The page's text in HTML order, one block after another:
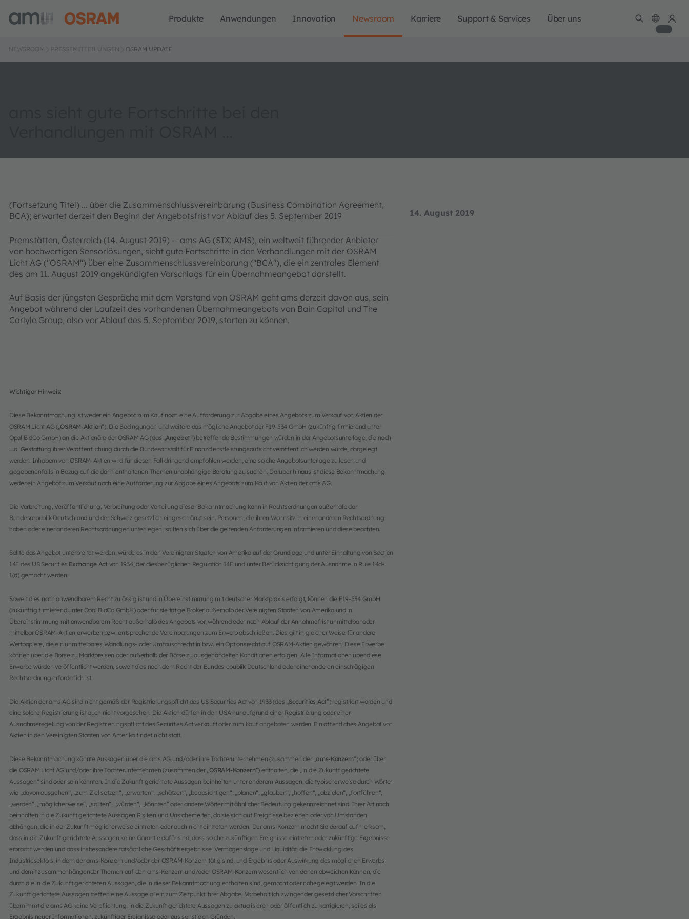
Produkte Anwendungen Innovation Newsroom Karriere Support & Services Über uns
NEWSROOM PRESSEMITTEILUNGEN OSRAM UPDATE
14. August 2019
(Fortsetzung Titel) ... über die Zusammenschlussvereinbarung (Business Combination Agreement,
BCA); erwartet derzeit den Beginn der Angebotsfrist vor Ablauf des 5. September 2019
Premstätten, Österreich (14. August 2019) -- ams AG (SIX: AMS), ein weltweit führender Anbieter
von hochwertigen Sensorlösungen, sieht gute Fortschritte in den Verhandlungen mit der OSRAM
Licht AG ("OSRAM") über eine Zusammenschlussvereinbarung ("BCA"), die ein zentrales Element
des am 11. August 2019 angekündigten Vorschlags für ein Übernahmeangebot darstellt.
Auf Basis der jüngsten Gespräche mit dem Vorstand von OSRAM geht ams derzeit davon aus, sein
Angebot während der Laufzeit des vorhandenen Übernahmeangebots von Bain Capital und The
Carlyle Group, also vor Ablauf des 5. September 2019, starten zu können.
Wichtiger Hinweis:
Diese Bekanntmachung ist weder ein Angebot zum Kauf noch eine Aufforderung zur Abgabe eines Angebots zum Verkauf von Aktien der
OSRAM Licht AG („OSRAM-Aktien“). Die Bedingungen und weitere das mögliche Angebot der F19-534 GmbH (zukünftig firmierend unter
Opal BidCo GmbH) an die Aktionäre der OSRAM AG (das „Angebot“) betreffende Bestimmungen würden in der Angebotsunterlage, die nach
u.a. Gestattung ihrer Veröffentlichung durch die Bundesanstalt für Finanzdienstleistungsaufsicht veröffentlich werden würde, dargelegt
werden. Inhabern von OSRAM-Aktien wird für diesen Fall dringend empfohlen werden, eine solche Angebotsunterlage zu lesen und
gegebenenfalls in Bezug auf die darin enthaltenen Themen unabhängige Beratung zu suchen. Darüber hinaus ist diese Bekanntmachung
weder ein Angebot zum Verkauf noch eine Aufforderung zur Abgabe eines Angebots zum Kauf von Aktien der ams AG.
Die Verbreitung, Veröffentlichung, Verbreitung oder Verteilung dieser Bekanntmachung kann in Rechtsordnungen außerhalb der
Bundesrepublik Deutschland und der Schweiz gesetzlich eingeschränkt sein. Personen, die ihren Wohnsitz in einer anderen Rechtsordnung
haben oder einer anderen Rechtsordnungen unterliegen, sollten sich über die geltenden Anforderungen informieren und diese beachten.
Sollte das Angebot unterbreitet werden, würde es in den Vereinigten Staaten von Amerika auf der Grundlage und unter Einhaltung von Section
14E des US Securities Exchange Act von 1934, der diesbezüglichen Regulation 14E und unter Berücksichtigung der Ausnahme in Rule 14d-
1(d) gemacht werden.
Soweit dies nach anwendbarem Recht zulässig ist und in Übereinstimmung mit deutscher Marktpraxis erfolgt, können die F19-534 GmbH
(zukünftig firmierend unter Opal BidCo GmbH) oder für sie tätige Broker außerhalb der Vereinigten Staaten von Amerika und in
Übereinstimmung mit anwendbarem Recht außerhalb des Angebots vor, während oder nach Ablauf der Annahmefrist unmittelbar oder
mittelbar OSRAM-Aktien erwerben bzw. entsprechende Vereinbarungen zum Erwerb abschließen. Dies gilt in gleicher Weise für andere
Wertpapiere, die ein unmittelbares Wandlungs- oder Umtauschrecht in bzw. ein Optionsrecht auf OSRAM-Aktien gewähren. Diese Erwerbe
können über die Börse zu Marktpreisen oder außerhalb der Börse zu ausgehandelten Konditionen erfolgen. Alle Informationen über diese
Erwerbe würden veröffentlicht werden, soweit dies nach dem Recht der Bundesrepublik Deutschland oder einer anderen einschlägigen
Rechtsordnung erforderlich ist.
Die Aktien der ams AG sind nicht gemäß der Registrierungspflicht des US Securities Act von 1933 (des „Securities Act”) registriert worden und
eine solche Registrierung ist auch nicht vorgesehen. Die Aktien dürfen in den USA nur aufgrund einer Registrierung oder einer
Ausnahmeregelung von der Registrierungspflicht des Securities Act verkauft oder zum Kauf angeboten werden. Ein öffentliches Angebot von
Aktien in den Vereinigten Staaten von Amerika findet nicht statt.
Diese Bekanntmachung könnte Aussagen über die ams AG und/oder ihre Tochterunternehmen (zusammen der „ams-Konzern“) oder über
die OSRAM Licht AG und/oder ihre Tochterunternehmen (zusammen der „OSRAM-Konzern“) enthalten, die „in die Zukunft gerichtete
Aussagen“ sind oder sein könnten. In die Zukunft gerichtete Aussagen beinhalten unter anderem Aussagen, die typischerweise durch Wörter
wie „davon ausgehen“, „zum Ziel setzen“, „erwarten“, „schätzen“, „beabsichtigen“, „planen“, „glauben“, „hoffen“, „abzielen“, „fortführen“,
„werden“, „möglicherweise“, „sollten“, „würden“, „könnten“ oder andere Wörter mit ähnlicher Bedeutung gekennzeichnet sind. Ihrer Art nach
beinhalten in die Zukunft gerichtete Aussagen Risiken und Unsicherheiten, da sie sich auf Ereignisse beziehen oder von Umständen
abhängen, die in der Zukunft möglicherweise eintreten oder auch nicht eintreten werden. Der ams-Konzern macht Sie darauf aufmerksam,
dass in die Zukunft gerichtete Aussagen keine Garantie dafür sind, dass solche zukünftigen Ereignisse eintreten oder zukünftige Ergebnisse
erbracht werden und dass insbesondere tatsächliche Geschäftsergebnisse, Vermögenslage und Liquidität, die Entwicklung des
Industriesektors, in dem der ams-Konzern und/oder der OSRAM-Konzern tätig sind, und Ergebnis oder Auswirkung des möglichen Erwerbs
und damit zusammenhängender Themen auf den ams-Konzern und/oder OSRAM-Konzern wesentlich von denen abweichen können, die
durch die in die Zukunft gerichteten Aussagen, die in dieser Bekanntmachung enthalten sind, gemacht oder nahegelegt werden. In die
Zukunft gerichtete Aussagen treffen eine Aussage allein zum Zeitpunkt ihrer Abgabe. Vorbehaltlich zwingender gesetzlicher Vorschriften
übernimmt die ams AG keine Verpflichtung, in die Zukunft gerichtete Aussagen zu aktualisieren oder öffentlich zu korrigieren, sei es als
Ergebnis neuer Informationen, zukünftiger Ereignisse oder aus sonstigen Gründen.